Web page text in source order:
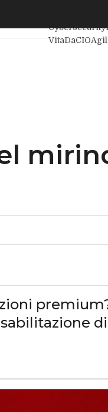
Cybersecurity
VitaDaCIO
di